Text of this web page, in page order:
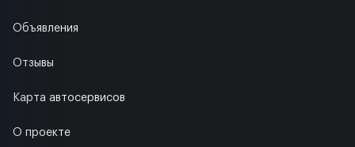
Объявления
Отзывы
Карта автосервисов
О проекте